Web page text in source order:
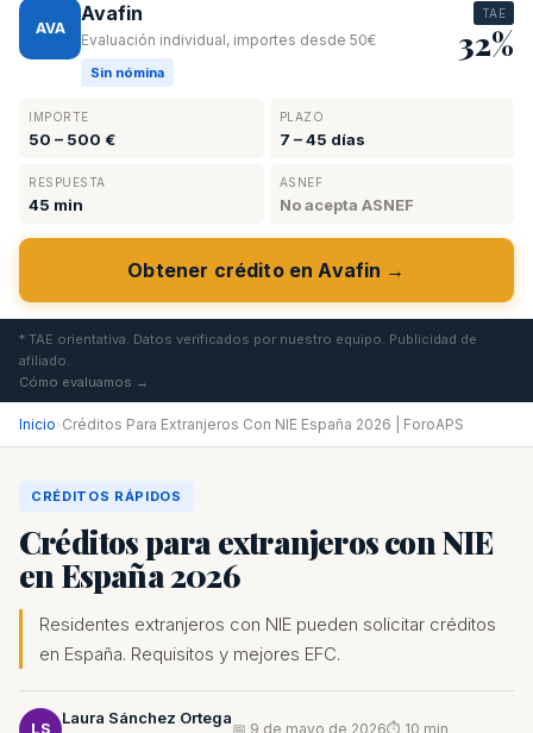
AVA
Avafin
Evaluación individual, importes desde 50€
Sin nómina
TAE
32%
IMPORTE
50 – 500 €
PLAZO
7 – 45 días
RESPUESTA
45 min
ASNEF
No acepta ASNEF
Obtener crédito en Avafin →
* TAE orientativa. Datos verificados por nuestro equipo. Publicidad de
afiliado.
Cómo evaluamos →
Inicio›Créditos Para Extranjeros Con NIE España 2026 | ForoAPS
CRÉDITOS RÁPIDOS
Créditos para extranjeros con NIE
en España 2026
Residentes extranjeros con NIE pueden solicitar créditos
en España. Requisitos y mejores EFC.
LS
Laura Sánchez Ortega
📅 9 de mayo de 2026⏱ 10 min